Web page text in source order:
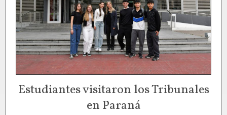
Estudiantes visitaron los Tribunales
en Paraná